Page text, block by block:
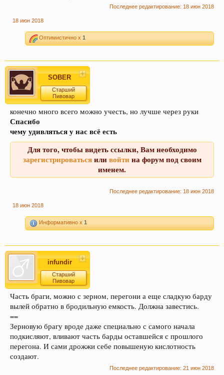
Последнее редактирование: 18 июн 2018
18 июн 2018
Оптимистично x 1
SOBER
Старший
Пивовар
конечно много всего можно учесть, но лучше через руки
Спасибо
чему удивляться у нас всё есть
Для того, чтобы видеть ссылки, Вам необходимо
зарегистрироватьсяиливойтина форум под своим
именем.
Последнее редактирование: 18 июн 2018
18 июн 2018
Информативно x 1
infundir
Старший
Пивовар
Часть браги, можно с зерном, перегони а еще сладкую барду
вылей обратно в бродильную емкость. Должна завестись.
==
Зерновую брагу вроде даже специально с самого начала
подкисляют, вливают часть барды оставшейся с прошлого
перегона. И сами дрожжи себе повышеную кислотность
создают.
Последнее редактирование: 21 июн 2018